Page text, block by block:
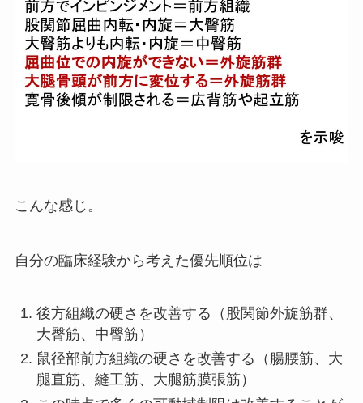
こんな感じ。
自分の臨床経験から考えた優先順位は
後方組織の硬さを改善する（股関節外旋筋群、
大臀筋、中臀筋）
鼠径部前方組織の硬さを改善する（腸腰筋、大
腿直筋、縫工筋、大腿筋膜張筋）